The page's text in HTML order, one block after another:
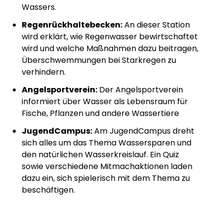
Wassers.
Regenrückhaltebecken:An dieser Station
wird erklärt, wie Regenwasser bewirtschaftet
wird und welche Maßnahmen dazu beitragen,
Überschwemmungen bei Starkregen zu
verhindern.
Angelsportverein: Der Angelsportverein
informiert über Wasser als Lebensraum für
Fische, Pflanzen und andere Wassertiere
JugendCampus:Am JugendCampus dreht
sich alles um das Thema Wassersparen und
den natürlichen Wasserkreislauf. Ein Quiz
sowie verschiedene Mitmachaktionen laden
dazu ein, sich spielerisch mit dem Thema zu
beschäftigen.